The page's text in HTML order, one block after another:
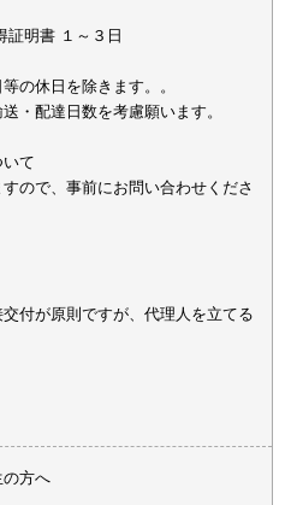
証明書 １～３日
の休日を除きます。。
・配達日数を考慮願います。
て
ので、事前にお問い合わせくださ
付が原則ですが、代理人を立てる
の方へ